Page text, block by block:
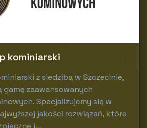
kominiarski
z siedzibą w Szczecinie,
gamę zaawansowanych
Specjalizujemy się w
jakości rozwiązań, które
i...